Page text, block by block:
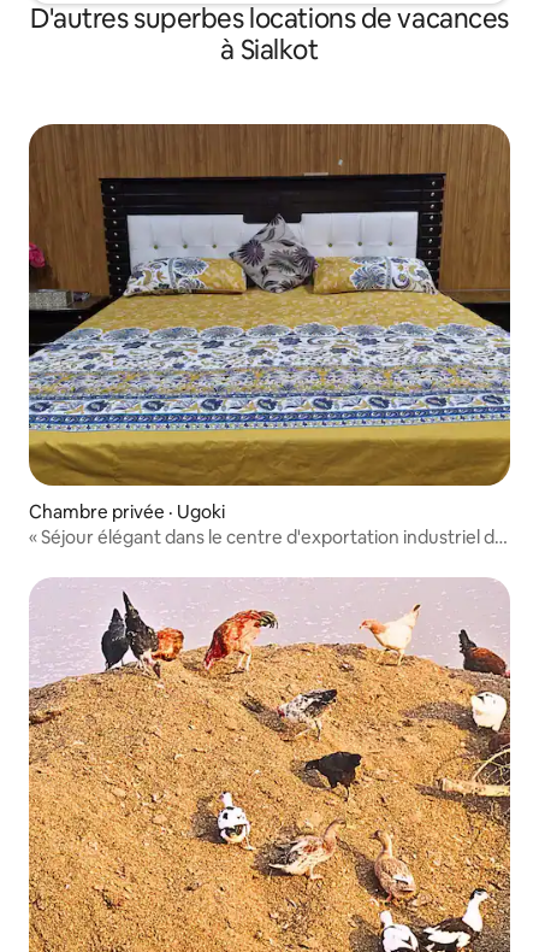
D'autres superbes locations de vacances
à Sialkot
Chambre privée · Ugoki
« Séjour élégant dans le centre d'exportation industriel de